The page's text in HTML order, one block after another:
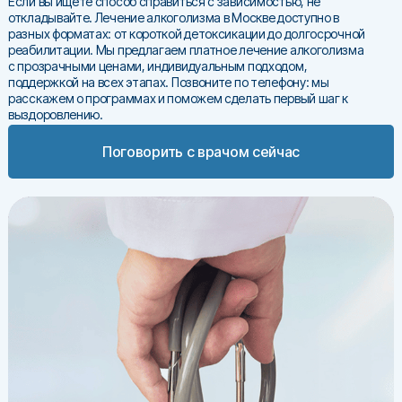
Поговорить с врачом сейчас
откладывайте. Лечение алкоголизма в Москве доступно в
разных форматах: от короткой детоксикации до долгосрочной
реабилитации. Мы предлагаем платное лечение алкоголизма
с прозрачными ценами, индивидуальным подходом,
поддержкой на всех этапах. Позвоните по телефону: мы
расскажем о программах и поможем сделать первый шаг к
выздоровлению.